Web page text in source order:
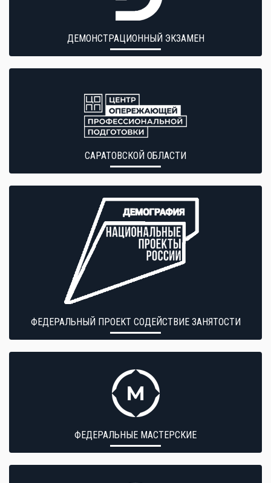
ДЕМОНСТРАЦИОННЫЙ ЭКЗАМЕН
САРАТОВСКОЙ ОБЛАСТИ
ФЕДЕРАЛЬНЫЙ ПРОЕКТ СОДЕЙСТВИЕ ЗАНЯТОСТИ
ФЕДЕРАЛЬНЫЕ МАСТЕРСКИЕ